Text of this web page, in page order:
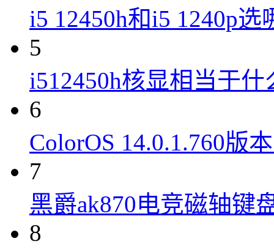
i5 12450h和i5 1240p选
5
i512450h核显相当于什
6
ColorOS 14.0.1.760版
7
黑爵ak870电竞磁轴键
8